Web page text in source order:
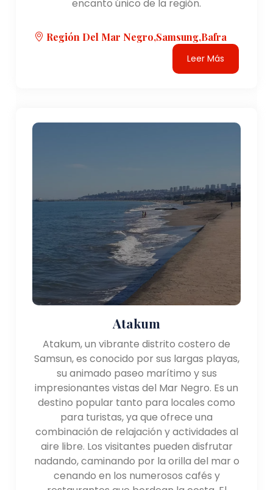
encanto único de la región.
Región Del Mar Negro,Samsung,bafra
Leer Más
Atakum
Atakum, un vibrante distrito costero de
Samsun, es conocido por sus largas playas,
su animado paseo marítimo y sus
impresionantes vistas del Mar Negro. Es un
destino popular tanto para locales como
para turistas, ya que ofrece una
combinación de relajación y actividades al
aire libre. Los visitantes pueden disfrutar
nadando, caminando por la orilla del mar o
cenando en los numerosos cafés y